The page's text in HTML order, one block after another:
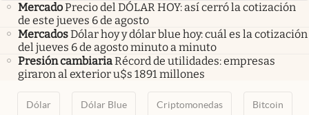
MercadoPrecio del DÓLAR HOY: así cerró la cotización
de este jueves 6 de agosto
MercadosDólar hoy y dólar blue hoy: cuál es la cotización
del jueves 6 de agosto minuto a minuto
Presión cambiariaRécord de utilidades: empresas
giraron al exterior u$s 1891 millones
Dólar Dólar Blue Criptomonedas Bitcoin